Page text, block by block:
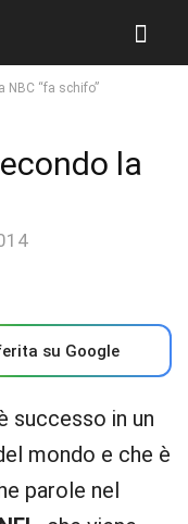
NBC “fa schifo”
la
su Google
successo in un
mondo e che è
parole nel